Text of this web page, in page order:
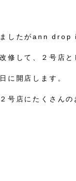
したがann drop
修して、２号店
に開店します。
号店にたくさん